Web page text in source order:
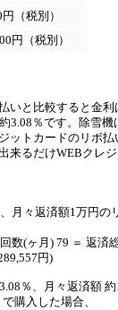
（税別）
円（税別）
いと比較すると金利
3.08％です。除雪機
ットカードのリボ払
来るだけWEBクレジ
月々返済額1万円の
数(ヶ月) 79 ＝ 返済
円)
％、月々返済額 約
購入した場合、